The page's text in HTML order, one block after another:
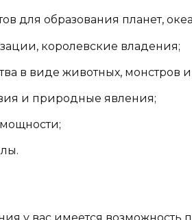
для образования планет,
королевские владения;
в виде животных, монстров и
и природные явления;